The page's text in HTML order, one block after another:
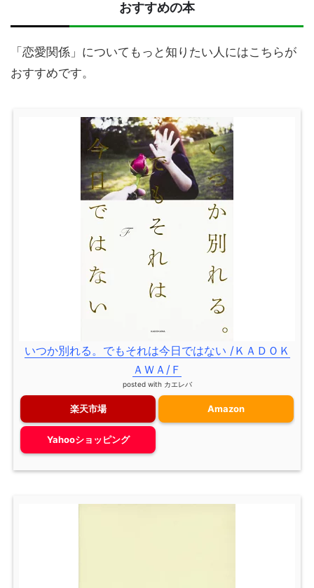
おすすめの本
「恋愛関係」についてもっと知りたい人にはこちらが
おすすめです。
いつか別れる。でもそれは今日ではない /ＫＡＤＯＫ
ＡＷＡ/Ｆ
posted with カエレバ
楽天市場 Amazon
Yahooショッピング